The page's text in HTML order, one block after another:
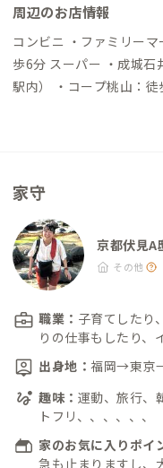
周辺のお店情報
コンビニ ・ファミリー
歩6分 スーパー ・成城石井 近鉄丹波橋店：徒歩2分（近鉄丹波橋
駅内） ・コープ桃山：
ラーメン 大中 本店：徒
伏見桃山駅前店：徒歩
山駅前店：徒歩13分 ・
4分（トンテキメイン、
桃山店：徒歩16分（昔
の雰囲気が良いです）
歩16分 ・ラーメン荘 地
（二郎系ラーメン好きに
盛りでもかなりのボリューム） 買い物 ・カスカー
（ベーカリー） ・マツ
・ウエルシアダックス
ア） ・伏見大手筋商店
家守
京都伏見A
その他
職業： 子育てしたり
りの仕事もしたり、
出身地： 福岡→東京
趣味： 運動、旅行、
トフリ、、、、、、
家のお気に入りポイ
急も止まりますし、